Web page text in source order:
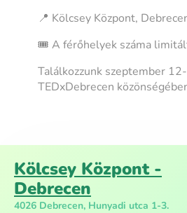
📍 Kölcsey Központ,
🎟️ A férőhelyek száma
Találkozzunk szeptember
TEDxDebrecen
Kölcsey Központ -
Debrecen
4026 Debrecen, Hunyadi utca 1-3.